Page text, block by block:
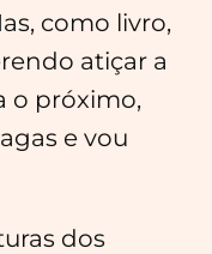
como livro,
atiçar a
o próximo,
e vou
dos